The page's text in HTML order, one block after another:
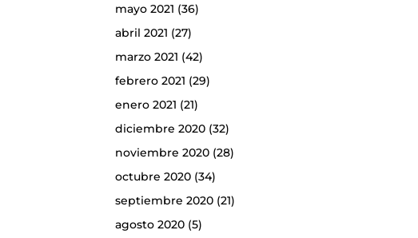
mayo 2021 (36)
abril 2021 (27)
marzo 2021 (42)
febrero 2021 (29)
enero 2021 (21)
diciembre 2020(32)
noviembre 2020(28)
octubre 2020(34)
septiembre 2020(21)
agosto 2020(5)